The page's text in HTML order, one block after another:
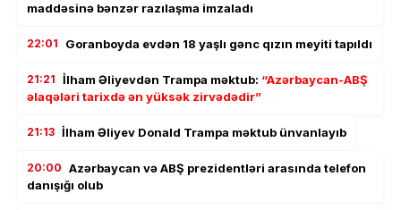
maddəsinə bənzər razılaşma imzaladı
22:01 Goranboyda evdən 18 yaşlı gənc qızın meyiti tapıldı
21:21 İlham Əliyevdən Trampa məktub: “Azərbaycan-ABŞ
əlaqələri tarixdə ən yüksək zirvədədir”
21:13 İlham Əliyev Donald Trampa məktub ünvanlayıb
20:00 Azərbaycan və ABŞ prezidentləri arasında telefon
danışığı olub